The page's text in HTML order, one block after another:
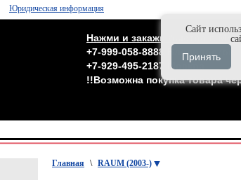
Юридическая информация
Нажми и закажи быстро в
+7-999-058-8888
Владивосток
+7-929-495-2187
Москва
!!Возможна покупка товара
Главная \ RAUM (2003-)
Cайт
Принять